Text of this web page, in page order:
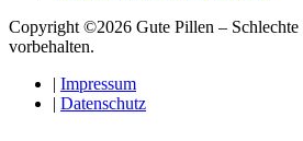
Copyright ©2026 Gute Pillen –
vorbehalten.
| Impressum
| Datenschutz